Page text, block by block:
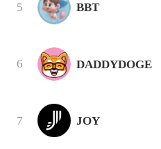
5 BBT
6 DADDYDOGE
7 JOY